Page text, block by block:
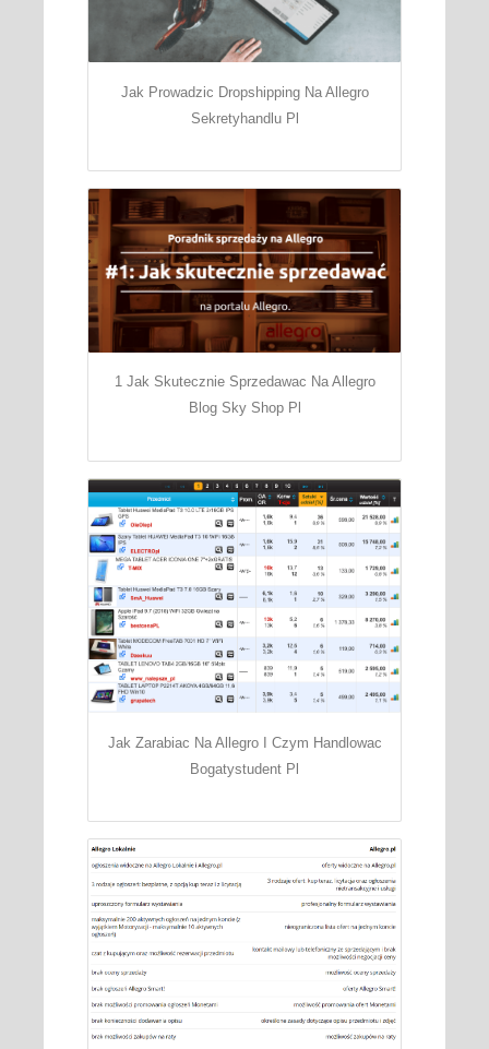
Jak Prowadzic Dropshipping Na Allegro
Sekretyhandlu Pl
1 Jak Skutecznie Sprzedawac Na Allegro
Blog Sky Shop Pl
Jak Zarabiac Na Allegro I Czym Handlowac
Bogatystudent Pl